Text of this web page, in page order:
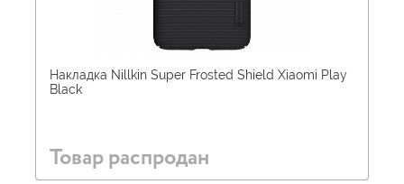
Накладка Nillkin Super Frosted Shield Xiaomi Play
Black
Товар распродан